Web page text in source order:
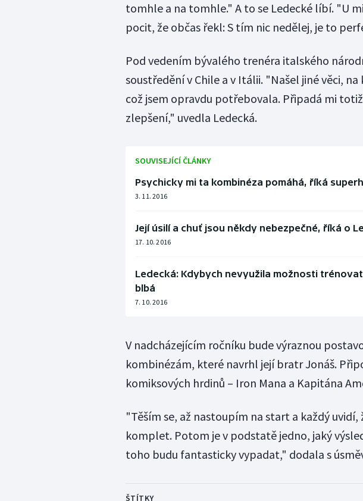
tomhle a na tomhle." A to se Ledecké líbí. "U
pocit, že občas řekl: S tím nic nedělej, je to
Pod vedením bývalého trenéra italského
soustředění v Chile a v Itálii. "Našel jiné věci,
což jsem opravdu potřebovala. Připadá mi
zlepšení," uvedla Ledecká.
SOUVISEJÍCÍ ČLÁNKY
Psychicky mi ta kombinéza pomáhá, říká
3. 11. 2016
Její úsilí a chuť jsou někdy nebezpečné, říká o
17. 10. 2016
Ledecká: Kdybych nevyužila možnosti
blbá
7. 10. 2016
V nadcházejícím ročníku bude výraznou
kombinézám, které navrhl její bratr Jonáš.
komiksových hrdinů – Iron Mana a Kapitána
"Těším se, až nastoupím na start a každý uvidí,
komplet. Potom je v podstatě jedno, jaký
toho budu fantasticky vypadat," dodala s
ŠTÍTKY